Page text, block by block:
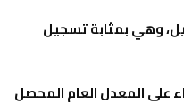
وهي بمثابة تسجيل
على المعدل العام المحصل